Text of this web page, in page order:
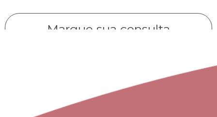
Marque sua consulta